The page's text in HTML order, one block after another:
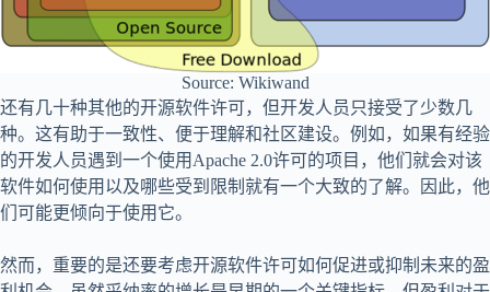
Source: Wikiwand
还有几十种其他的开源软件许可，但开发人员只接受了少数几
种。这有助于一致性、便于理解和社区建设。例如，如果有经验
的开发人员遇到一个使用Apache 2.0许可的项目，他们就会对该
软件如何使用以及哪些受到限制就有一个大致的了解。因此，他
们可能更倾向于使用它。
然而，重要的是还要考虑开源软件许可如何促进或抑制未来的盈